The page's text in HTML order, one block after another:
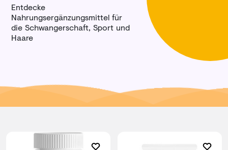
Entdecke
Nahrungsergänzungsmittel für
die Schwangerschaft, Sport und
Haare